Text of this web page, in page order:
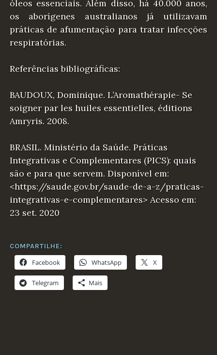
óleos essenciais. Além disso, há 40.000 anos,
os aborígenes australianos já utilizavam
práticas de afumentação para tratar infecções
respiratórias.
Referências bibliográficas:
BAUDOUX, Dominique. L’Aromathérapie- Se
soigner par les huiles essentielles, éditions
Amryris. 2008.
BRASIL. Ministério da Saúde. Práticas
Integrativas e Complementares (PICS): quais
são e para que servem. Disponível em:
<https://saude.gov.br/saude-de-a-z/praticas-
integrativas-e-complementares> Acesso em:
23 set. 2020
COMPARTILHE:
Facebook WhatsApp X
Telegram Mais